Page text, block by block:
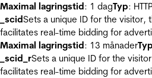
Maximal lagringstid: 1 dagTyp:
_scidSets a unique ID for the
facilitates real-time bidding for
Maximal lagringstid: 13 månaderTyp
_scid_rSets a unique ID for the
facilitates real-time bidding for